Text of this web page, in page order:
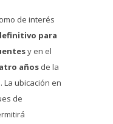
de interés
para
y en el
años de la
La ubicación en
de